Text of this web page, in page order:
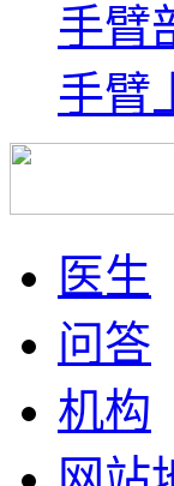
手臂
手臂
医生
问答
机构